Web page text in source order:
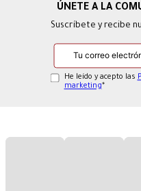
Suscríbete y recibe
He leído y acepto las
marketing*